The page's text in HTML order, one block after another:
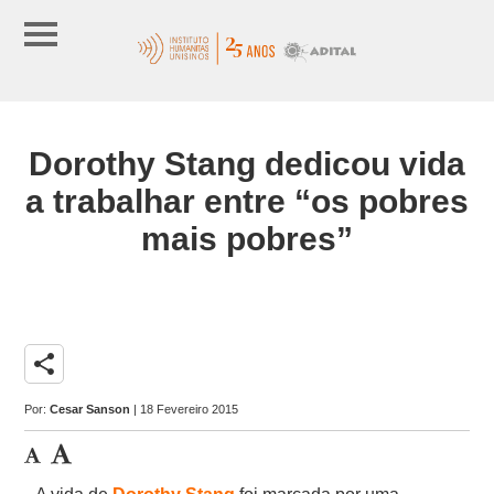
Dorothy Stang dedicou vida
a trabalhar entre “os pobres
mais pobres”
share
Por:Cesar Sanson | 18 Fevereiro 2015